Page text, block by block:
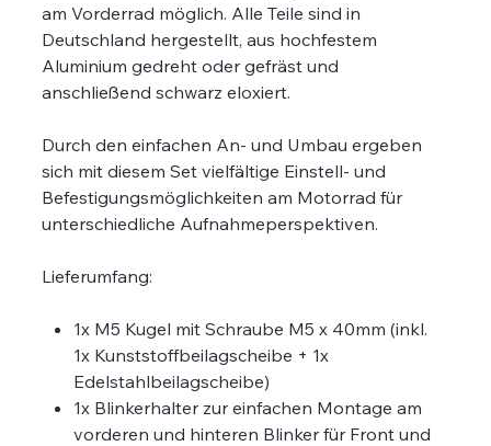
am Vorderrad möglich. Alle Teile sind in
Deutschland hergestellt, aus hochfestem
Aluminium gedreht oder gefräst und
anschließend schwarz eloxiert.
Durch den einfachen An- und Umbau ergeben
sich mit diesem Set vielfältige Einstell- und
Befestigungsmöglichkeiten am Motorrad für
unterschiedliche Aufnahmeperspektiven.
Lieferumfang:
1x M5 Kugel mit Schraube M5 x 40mm (inkl.
1x Kunststoffbeilagscheibe + 1x
Edelstahlbeilagscheibe)
1x Blinkerhalter zur einfachen Montage am
vorderen und hinteren Blinker für Front und